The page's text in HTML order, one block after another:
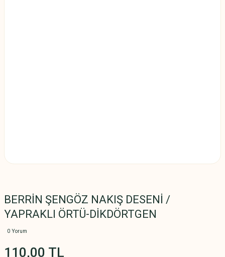
BERRİN ŞENGÖZ NAKIŞ DESENİ /
YAPRAKLI ÖRTÜ-DİKDÖRTGEN
0 Yorum
110,00 TL